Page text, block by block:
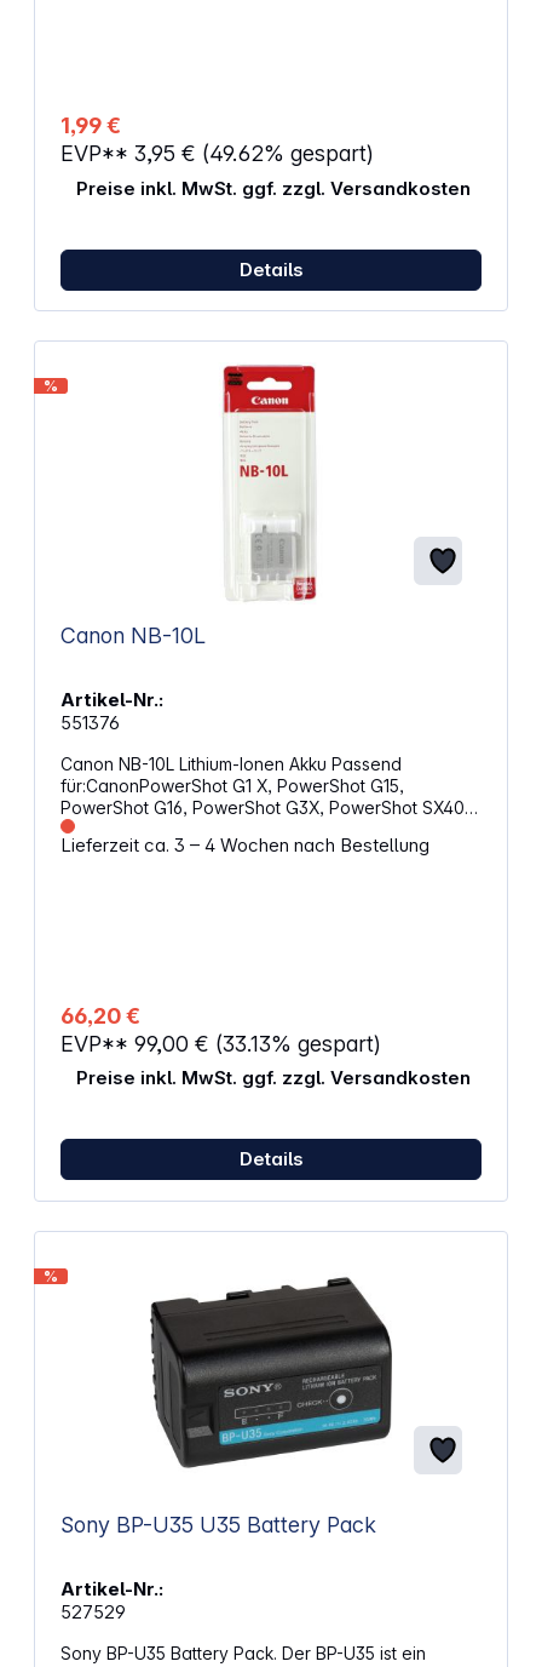
L10, L-F1/4V, EA-50CF/3D
1,99 €
EVP** 3,95 € (49.62% gespart)
Preise inkl. MwSt. ggf. zzgl. Versandkosten
Details
%
Canon NB-10L
Artikel-Nr.:
551376
Canon NB-10L Lithium-Ionen Akku Passend
für:CanonPowerShot G1 X, PowerShot G15,
PowerShot G16, PowerShot G3X, PowerShot SX40
HS, PowerShot SX50 HS, PowerShot SX60 HS
Lieferzeit ca. 3 – 4 Wochen nach Bestellung
66,20 €
EVP** 99,00 € (33.13% gespart)
Preise inkl. MwSt. ggf. zzgl. Versandkosten
Details
%
Sony BP-U35 U35 Battery Pack
Artikel-Nr.:
527529
Sony BP-U35 Battery Pack. Der BP-U35 ist ein